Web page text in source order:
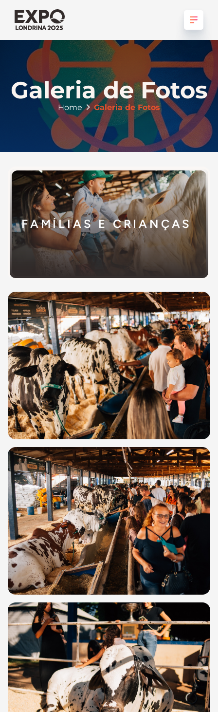
Galeria de Fotos
Home Galeria de Fotos
FAMÍLIAS E CRIANÇAS